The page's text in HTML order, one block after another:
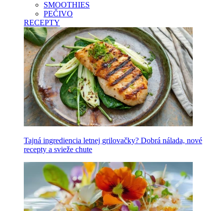
SMOOTHIES
PEČIVO
RECEPTY
Tajná ingrediencia letnej grilovačky? Dobrá nálada, nové
recepty a svieže chute